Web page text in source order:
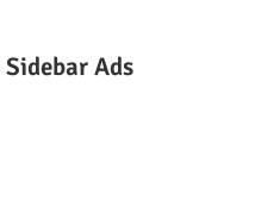
Sidebar Ads